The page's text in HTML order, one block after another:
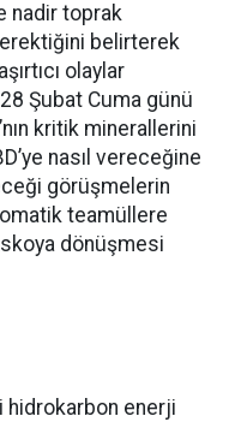
nadir toprak
belirterek
olaylar
Şubat Cuma günü
kritik minerallerini
nasıl vereceğine
görüşmelerin
teamüllere
dönüşmesi
hidrokarbon enerji